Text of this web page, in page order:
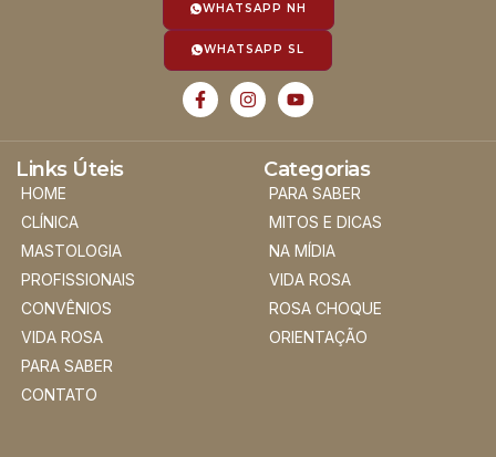
WHATSAPP NH
WHATSAPP SL
Links Úteis
HOME
CLÍNICA
MASTOLOGIA
PROFISSIONAIS
CONVÊNIOS
VIDA ROSA
PARA SABER
CONTATO
Categorias
PARA SABER
MITOS E DICAS
NA MÍDIA
VIDA ROSA
ROSA CHOQUE
ORIENTAÇÃO